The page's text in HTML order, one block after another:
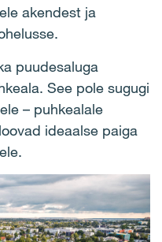
akendest ja
puudesaluga
See pole sugugi
– puhkealale
ideaalse paiga